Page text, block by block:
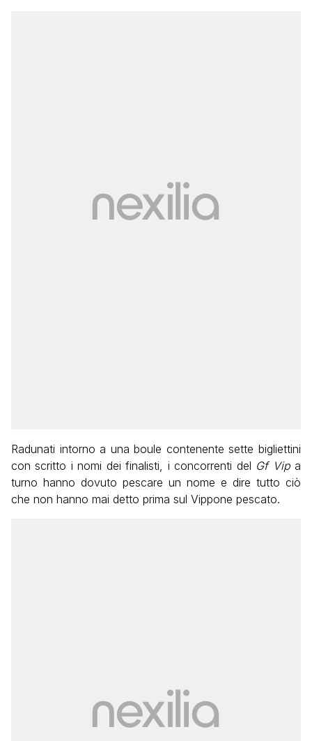
Radunati intorno a una boule contenente sette bigliettini
con scritto i nomi dei finalisti, i concorrenti del Gf Vipa
turno hanno dovuto pescare un nome e dire tutto ciò
che non hanno mai detto prima sul Vippone pescato.